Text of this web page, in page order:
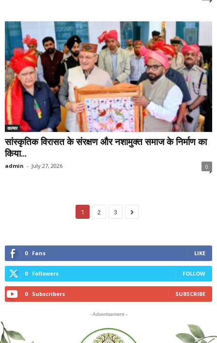
कल्चर
सांस्कृतिक विरासत के संरक्षण और नशामुक्त समाज के निर्माण का
किया...
admin - July 27, 2026 0
1 2 3
0 Fans LIKE
0 Followers FOLLOW
0 Subscribers SUBSCRIBE
- Advertisement -